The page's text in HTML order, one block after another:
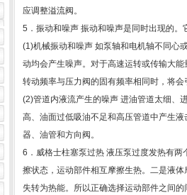
应调整溢流阀。
5．振动和噪声 振动和噪声是同时出现的
(1)机械振动和噪声 如泵轴和电机轴不同心
动均会产生噪声。对于高速运转或传输大
转动频率与压力阀的固有频率相同时，将
(2)管道内液流产生的噪声 进油管道太细、
高、油面过低吸油不足和高压管道中产生
器、油管和方向阀。
6．威格士柱塞泵过热 液压泵过度发热有
擦状态，运动部件相互摩擦生热。二是液
失转为热能。所以正确选择运动部件之间